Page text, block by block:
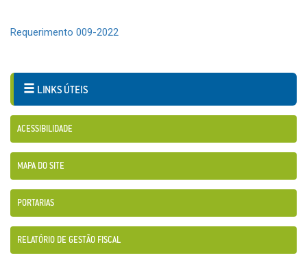
Requerimento 009-2022
LINKS ÚTEIS
ACESSIBILIDADE
MAPA DO SITE
PORTARIAS
RELATÓRIO DE GESTÃO FISCAL